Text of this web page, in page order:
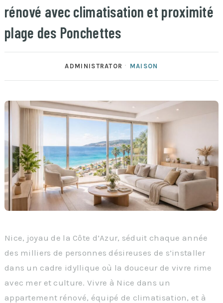
rénové avec climatisation et proximité
plage des Ponchettes
ADMINISTRATOR MAISON
Nice, joyau de la Côte d’Azur, séduit chaque année
des milliers de personnes désireuses de s’installer
dans un cadre idyllique où la douceur de vivre rime
avec mer et culture. Vivre à Nice dans un
appartement rénové, équipé de climatisation, et à